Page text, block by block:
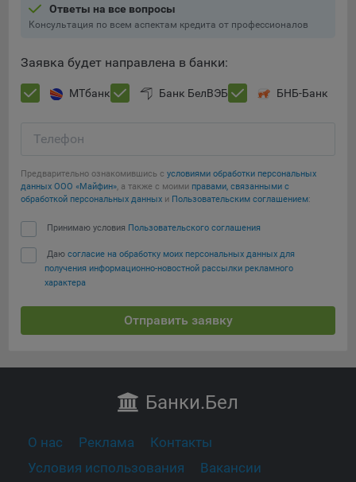
Ответы на все вопросы
Консультация по всем аспектам кредита от профессионалов
Заявка будет направлена в банки:
МТбанк Банк БелВЭБ БНБ-Банк
Телефон
Предварительно ознакомившись с условиями обработки персональных
данных ООО «Майфин», а также с моими правами, связанными с
обработкой персональных данных и Пользовательским соглашением:
Принимаю условия Пользовательского соглашения
Даю согласие на обработку моих персональных данных для
получения информационно-новостной рассылки рекламного
характера
Отправить заявку
Банки.Бел
О нас Реклама
Контакты
Условия использования
Вакансии